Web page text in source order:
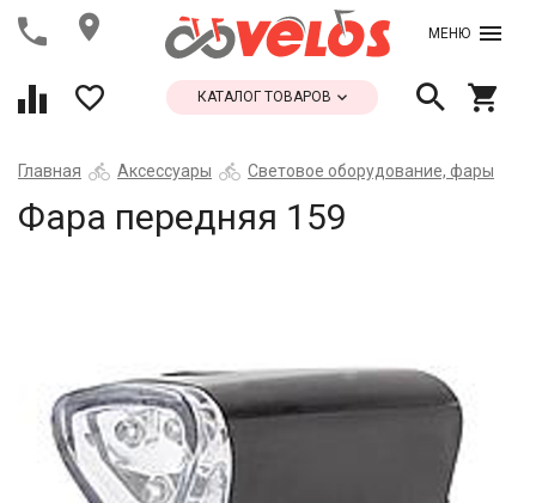
МЕНЮ
КАТАЛОГ ТОВАРОВ
Главная Аксессуары Световое оборудование, фары
Фара передняя 159